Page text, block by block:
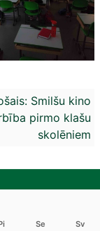
Smilšu kino
pirmo klašu
skolēniem
Se Sv